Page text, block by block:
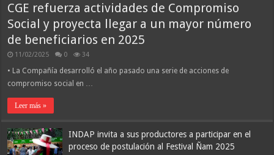
CGE refuerza actividades de Compromiso
Social y proyecta llegar a un mayor número
de beneficiarios en 2025
11/02/2025 0 34
• La Compañía desarrolló el año pasado una serie de acciones de
compromiso social en …
Leer más »
INDAP invita a sus productores a participar en el
proceso de postulación al Festival Ñam 2025